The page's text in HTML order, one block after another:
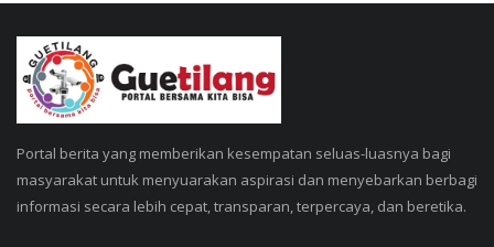
Portal berita yang memberikan kesempatan seluas-luasnya bagi
masyarakat untuk menyuarakan aspirasi dan menyebarkan berbagi
informasi secara lebih cepat, transparan, terpercaya, dan beretika.